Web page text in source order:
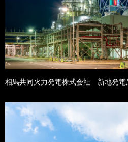
相馬共同火力発電株式会社 新地発電